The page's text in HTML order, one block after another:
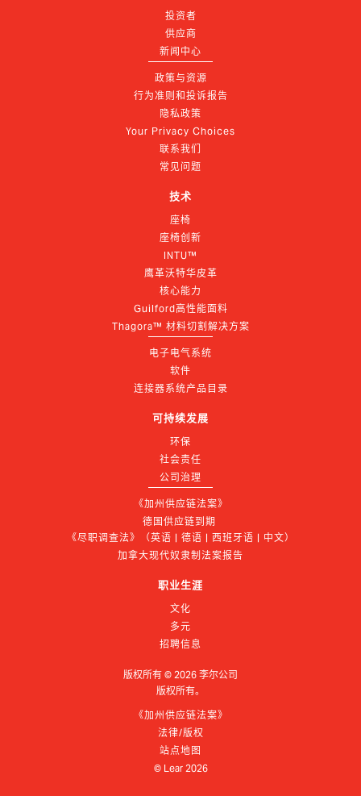
投资者
供应商
新闻中心
政策与资源
行为准则和投诉报告
隐私政策
Your Privacy Choices
联系我们
常见问题
技术
座椅
座椅创新
INTU™
鹰革沃特华皮革
核心能力
Guilford高性能面料
Thagora™ 材料切割解决方案
电子电气系统
软件
连接器系统产品目录
可持续发展
环保
社会责任
公司治理
《加州供应链法案》
德国供应链到期
《尽职调查法》（英语 | 德语 | 西班牙语 | 中文）
加拿大现代奴隶制法案报告
职业生涯
文化
多元
招聘信息
版权所有 © 2026 李尔公司
版权所有。
《加州供应链法案》
法律/版权
站点地图
© Lear 2026